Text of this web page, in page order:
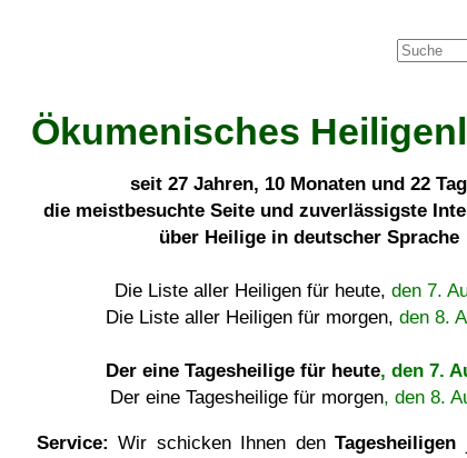
Ökumenisches
seit 27 Jahren, 10 Monaten und 22
die meistbesuchte Seite und zuverlässigste
über Heilige in deutscher Sprache
Die Liste aller Heiligen für heute, den 7.
Die Liste aller Heiligen für morgen, den 8.
Der eine Tagesheilige für heute, den 7.
Der eine Tagesheilige für morgen, den 8.
Service: Wir schicken Ihnen denTagesheiligen